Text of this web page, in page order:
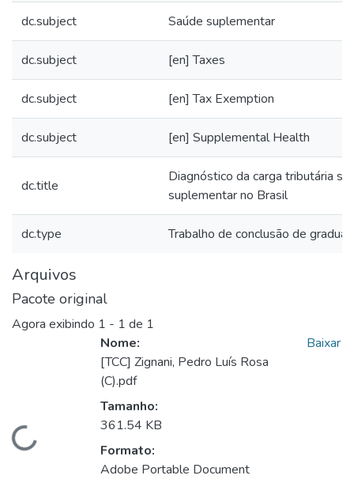
dc.subject Saúde suplementar
dc.subject [en] Taxes
dc.subject [en] Tax Exemption
dc.subject [en] Supplemental Health
dc.title
Diagnóstico da carga tributária
suplementar no Brasil
dc.type Trabalho de conclusão de
Arquivos
Pacote original
Agora exibindo 1 - 1 de 1
Carregando...
Nome:
[TCC] Zignani, Pedro Luís Rosa
(C).pdf
Tamanho:
361.54 KB
Formato:
Adobe Portable Document
Baixar